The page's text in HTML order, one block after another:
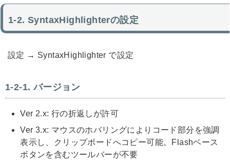
SyntaxHighlighterの設定
設定 → SyntaxHighlighter で設定
バージョン
Ver 2.x: 行の折返しが許可
Ver 3.x: マウスのホバリングによりコード部分を強調
表示し、クリップボードへコピー可能。Flashベース
ボタンを含むツールバーが不要